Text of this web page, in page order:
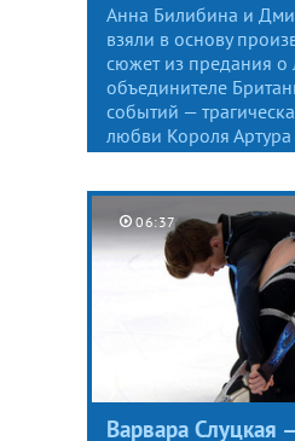
Анна Билибина и
взяли в основу
сюжет из предания о
объединителе
событий —
любви Короля
06:37
Варвара Слуцкая